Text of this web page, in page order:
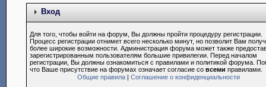
Вход
Для того, чтобы войти на форум, Вы должны пройти процедуру регистрации.
Процесс регистрации отнимет всего несколько минут, но позволит Вам
более широкие возможности. Администрация форума может также
зарегистрированным пользователям большие привилегии. Перед началом
регистрации, Вы должны ознакомиться с правилами и политикой форума.
что Ваше присутствие на форумах означает согласие совсеми правилами.
Общие правила |Соглашение о конфиденциальности